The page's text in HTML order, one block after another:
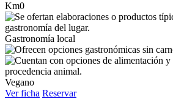
Km0
Gastronomía local
Vegano
Ver ficha Reservar